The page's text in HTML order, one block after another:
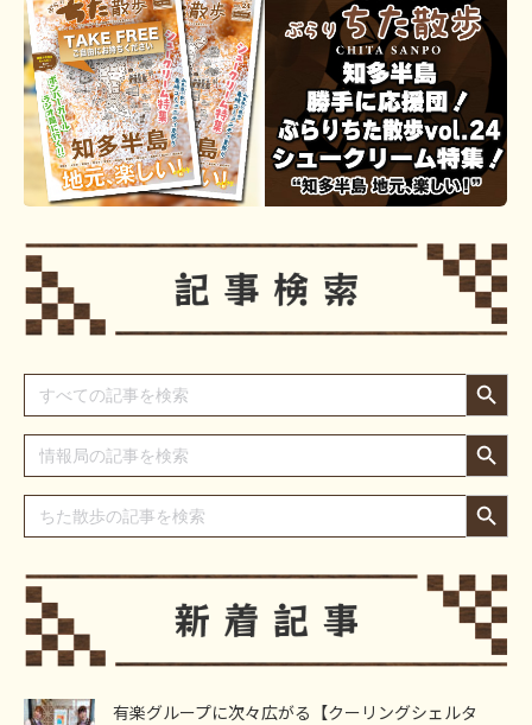
Search
for:
Search Button
Search
for:
Search Button
Search
for:
Search Button
有楽グループに次々広がる【クーリングシェルタ